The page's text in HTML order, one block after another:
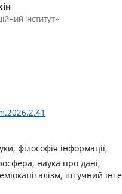
інститут»
філософія інформації,
наука про дані,
штучний